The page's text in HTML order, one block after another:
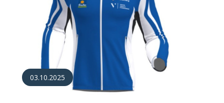
03.10.2025